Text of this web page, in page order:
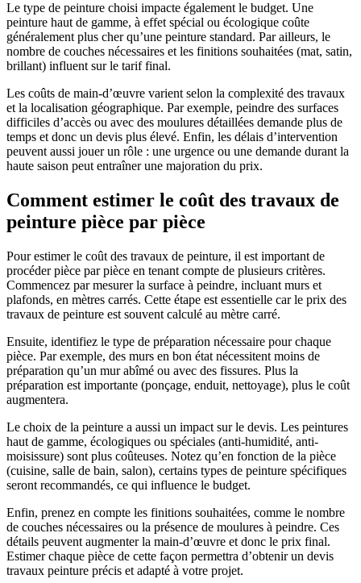
Le type de peinture choisi impacte également le budget. Une
peinture haut de gamme, à effet spécial ou écologique coûte
généralement plus cher qu’une peinture standard. Par ailleurs, le
nombre de couches nécessaires et les finitions souhaitées (mat, satin,
brillant) influent sur le tarif final.
Les coûts de main-d’œuvre varient selon la complexité des travaux
et la localisation géographique. Par exemple, peindre des surfaces
difficiles d’accès ou avec des moulures détaillées demande plus de
temps et donc un devis plus élevé. Enfin, les délais d’intervention
peuvent aussi jouer un rôle : une urgence ou une demande durant la
haute saison peut entraîner une majoration du prix.
Comment estimer le coût des travaux de
peinture pièce par pièce
Pour estimer le coût des travaux de peinture, il est important de
procéder pièce par pièce en tenant compte de plusieurs critères.
Commencez par mesurer la surface à peindre, incluant murs et
plafonds, en mètres carrés. Cette étape est essentielle car le prix des
travaux de peinture est souvent calculé au mètre carré.
Ensuite, identifiez le type de préparation nécessaire pour chaque
pièce. Par exemple, des murs en bon état nécessitent moins de
préparation qu’un mur abîmé ou avec des fissures. Plus la
préparation est importante (ponçage, enduit, nettoyage), plus le coût
augmentera.
Le choix de la peinture a aussi un impact sur le devis. Les peintures
haut de gamme, écologiques ou spéciales (anti-humidité, anti-
moisissure) sont plus coûteuses. Notez qu’en fonction de la pièce
(cuisine, salle de bain, salon), certains types de peinture spécifiques
seront recommandés, ce qui influence le budget.
Enfin, prenez en compte les finitions souhaitées, comme le nombre
de couches nécessaires ou la présence de moulures à peindre. Ces
détails peuvent augmenter la main-d’œuvre et donc le prix final.
Estimer chaque pièce de cette façon permettra d’obtenir un devis
travaux peinture précis et adapté à votre projet.